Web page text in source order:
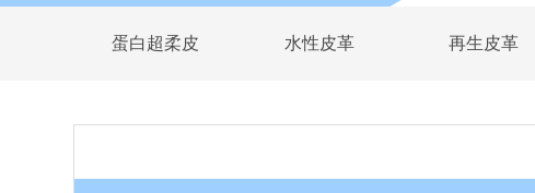
蛋白超柔皮 水性皮革 再生皮革